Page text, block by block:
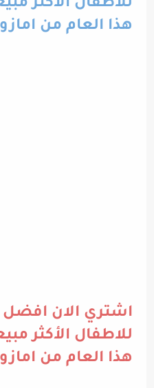
للاطفال الأكثر
هذا العام من
اشتري الان
للاطفال الأكثر
هذا العام من